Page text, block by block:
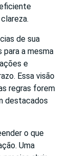
de sua
a mesma
e
Essa visão
regras forem
destacados
o que
Uma